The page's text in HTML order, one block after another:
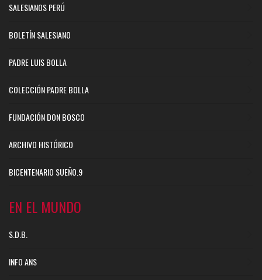
SALESIANOS PERÚ
BOLETÍN SALESIANO
PADRE LUIS BOLLA
COLECCIÓN PADRE BOLLA
FUNDACIÓN DON BOSCO
ARCHIVO HISTÓRICO
BICENTENARIO SUEÑO.9
EN EL MUNDO
S.D.B.
INFO ANS